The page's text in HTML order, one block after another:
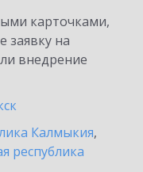
карточками,
заявку на
внедрение
Калмыкия,
республика